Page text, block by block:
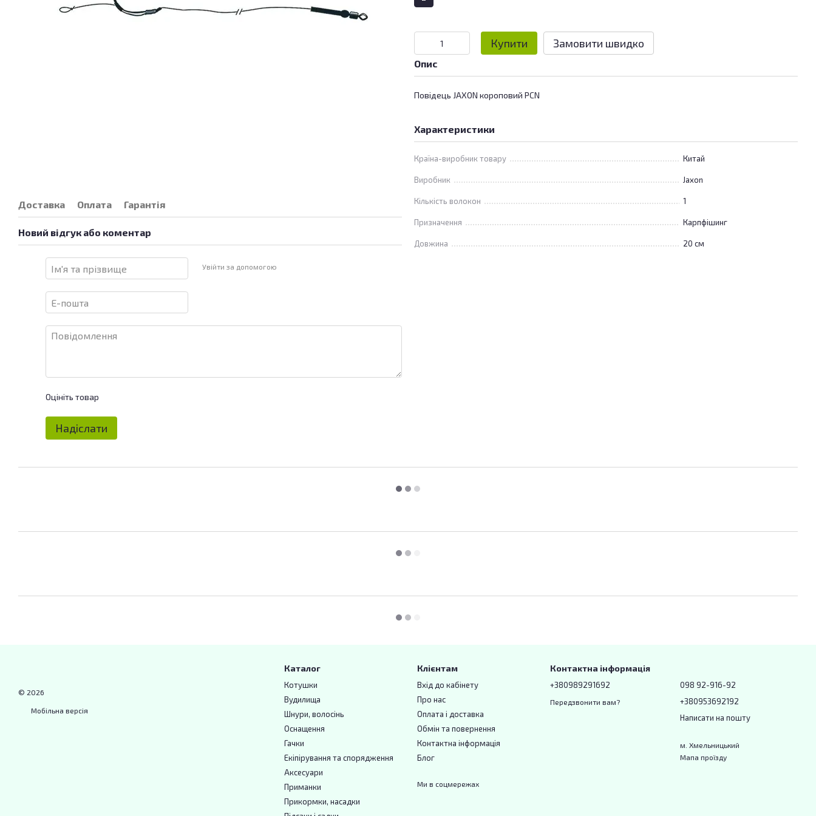
Доставка Оплата Гарантія
Новий відгук або коментар
Увійти за допомогою
Оцініть товар
Надіслати
Купити Замовити швидко
Опис
Повідець JAXON короповий PCN
Характеристики
Країна-виробник товару Китай
Виробник Jaxon
Кількість волокон 1
Призначення Карпфішинг
Довжина 20 см
© 2026
Мобільна версія
Каталог
Котушки
Вудилища
Шнури, волосінь
Оснащення
Гачки
Екіпірування та спорядження
Аксесуари
Приманки
Прикормки, насадки
Клієнтам
Вхід до кабінету
Про нас
Оплата і доставка
Обмін та повернення
Контактна інформація
Блог
Ми в соцмережах
Контактна інформація
+380989291692
Передзвонити вам?
098 92-916-92
+380953692192
Написати на пошту
м. Хмельницький
Мапа проїзду